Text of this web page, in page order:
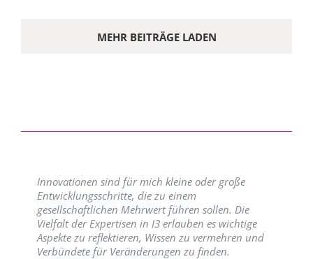
MEHR BEITRÄGE LADEN
Innovationen sind für mich kleine oder große
Entwicklungsschritte, die zu einem
gesellschaftlichen Mehrwert führen sollen. Die
Vielfalt der Expertisen in I3 erlauben es wichtige
Aspekte zu reflektieren, Wissen zu vermehren und
Verbündete für Veränderungen zu finden.